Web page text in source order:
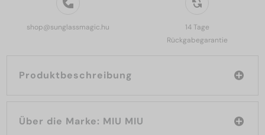
shop@sunglassmagic.hu
14 Tage
Rückgabegarantie
Produktbeschreibung
Über die Marke: MIU MIU